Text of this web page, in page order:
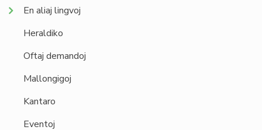
En aliaj lingvoj
Heraldiko
Oftaj demandoj
Mallongigoj
Kantaro
Eventoj